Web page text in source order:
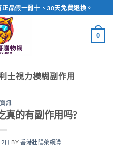
品假一罰十、30天免費退換。
0
士視力模糊副作用
訊
真的有副作用吗?
日 BY 香港壯陽藥網購